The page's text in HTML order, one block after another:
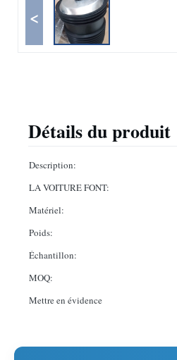
<
Détails du produit
Description:
LA VOITURE FONT:
Matériel:
Poids:
Échantillon:
MOQ:
Mettre en évidence